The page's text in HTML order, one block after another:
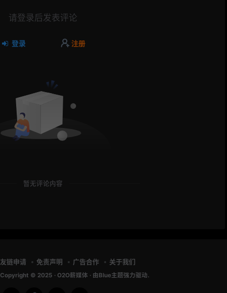
请登录后发表评论
登录 注册
暂无评论内容
友链申请 免责声明 广告合作 关于我们
Copyright © 2025 · O2O薪媒体 · 由Blue主题强力驱动.